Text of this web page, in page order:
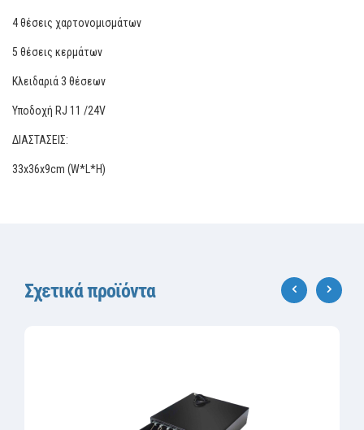
4 θέσεις χαρτονομισμάτων
5 θέσεις κερμάτων
Κλειδαριά 3 θέσεων
Υποδοχή RJ 11 /24V
ΔΙΑΣΤΑΣΕΙΣ:
33x36x9cm (W*L*H)
Σχετικά προϊόντα